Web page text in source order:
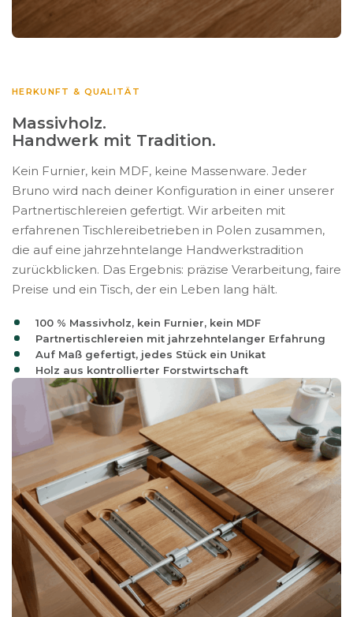
HERKUNFT & QUALITÄT
Massivholz.
Handwerk mit Tradition.
Kein Furnier, kein MDF, keine Massenware. Jeder
Bruno wird nach deiner Konfiguration in einer unserer
Partnertischlereien gefertigt. Wir arbeiten mit
erfahrenen Tischlereibetrieben in Polen zusammen,
die auf eine jahrzehntelange Handwerkstradition
zurückblicken. Das Ergebnis: präzise Verarbeitung, faire
Preise und ein Tisch, der ein Leben lang hält.
100 % Massivholz, kein Furnier, kein MDF
Partnertischlereien mit jahrzehntelanger Erfahrung
Auf Maß gefertigt, jedes Stück ein Unikat
Holz aus kontrollierter Forstwirtschaft